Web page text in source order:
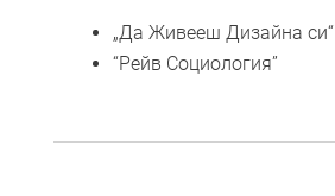
„Да Живееш Дизайна си“
“Рейв Социология”